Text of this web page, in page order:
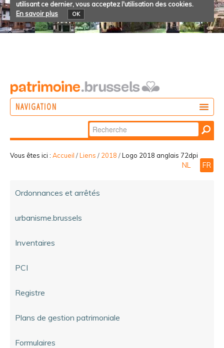
utilisant ce dernier, vous acceptez l'utilisation des cookies.
En savoir plus
OK
NAVIGATION
Chercher par
Recherche
avancée…
Vous êtes ici : Accueil /Liens / 2018 /Logo 2018 anglais 72dpi
NL FR
Ordonnances et arrêtés
urbanisme.brussels
Inventaires
PCI
Registre
Plans de gestion patrimoniale
Formulaires